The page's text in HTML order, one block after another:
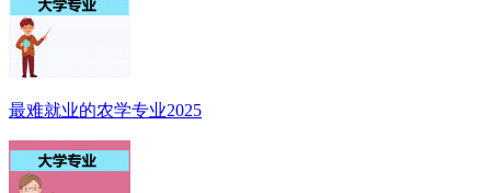
最难就业的农学专业2025